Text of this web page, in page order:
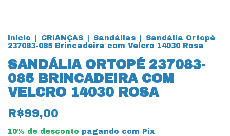
Início CRIANÇAS Sandálias
Sandália Ortopé
237083-085 Brincadeira com Velcro 14030 Rosa
SANDÁLIA ORTOPÉ 237083-
085 BRINCADEIRA COM
VELCRO 14030 ROSA
R$99,00
10% de desconto pagando com Pix